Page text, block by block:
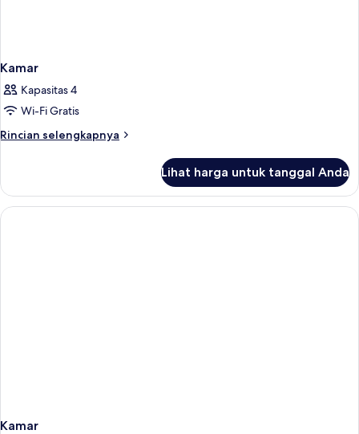
Kamar
Kapasitas 4
Wi-Fi Gratis
Rincian selengkapnya
Rincian
Kamar
Lihat harga untuk tanggal Anda
Kamar